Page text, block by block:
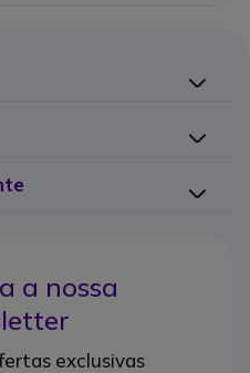
a nossa
exclusivas